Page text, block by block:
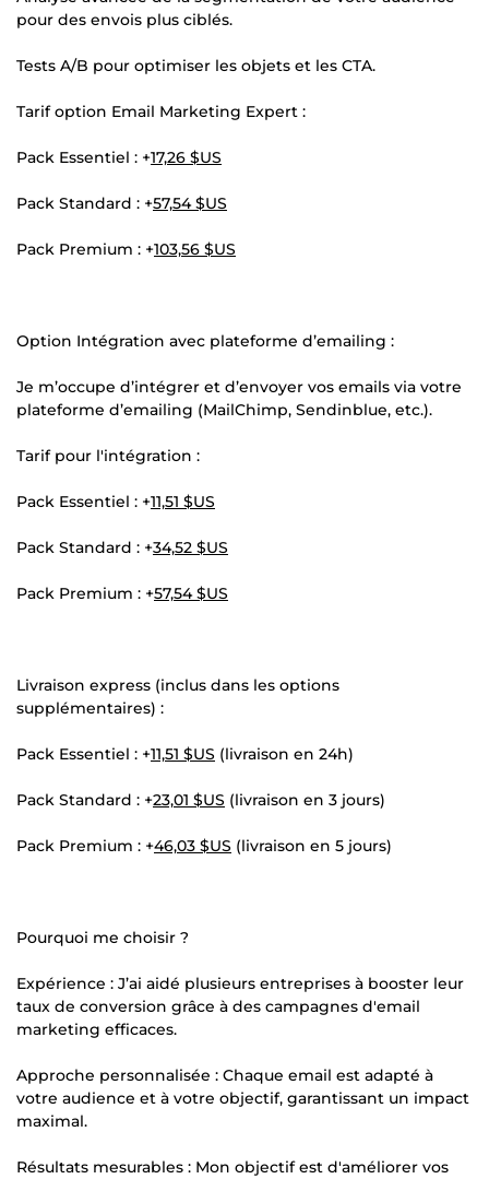
pour des envois plus ciblés.
Tests A/B pour optimiser les objets et les CTA.
Tarif option Email Marketing Expert :
Pack Essentiel : +17,26 $US
Pack Standard : +57,54 $US
Pack Premium : +103,56 $US
Option Intégration avec plateforme d’emailing :
Je m’occupe d’intégrer et d’envoyer vos emails via votre
plateforme d’emailing (MailChimp, Sendinblue, etc.).
Tarif pour l'intégration :
Pack Essentiel : +11,51 $US
Pack Standard : +34,52 $US
Pack Premium : +57,54 $US
Livraison express (inclus dans les options
supplémentaires) :
Pack Essentiel : +11,51 $US (livraison en 24h)
Pack Standard : +23,01 $US (livraison en 3 jours)
Pack Premium : +46,03 $US (livraison en 5 jours)
Pourquoi me choisir ?
Expérience : J’ai aidé plusieurs entreprises à booster leur
taux de conversion grâce à des campagnes d'email
marketing efficaces.
Approche personnalisée : Chaque email est adapté à
votre audience et à votre objectif, garantissant un impact
maximal.
Résultats mesurables : Mon objectif est d'améliorer vos